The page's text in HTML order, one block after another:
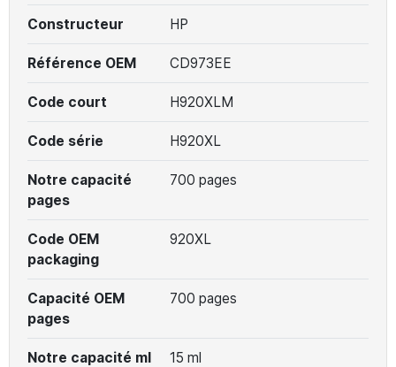
Constructeur HP
Référence OEM CD973EE
Code court H920XLM
Code série H920XL
Notre capacité
pages
700 pages
Code OEM
packaging
920XL
Capacité OEM
pages
700 pages
Notre capacité ml 15 ml